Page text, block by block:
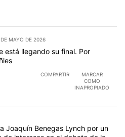
MAYO DE 2026
está llegando su final. Por
COMPARTIR
MARCAR
COMO
INAPROPIADO
con más comentarios en los
el título "Di Tullio impugnó a
Joaquín Benegas Lynch por un